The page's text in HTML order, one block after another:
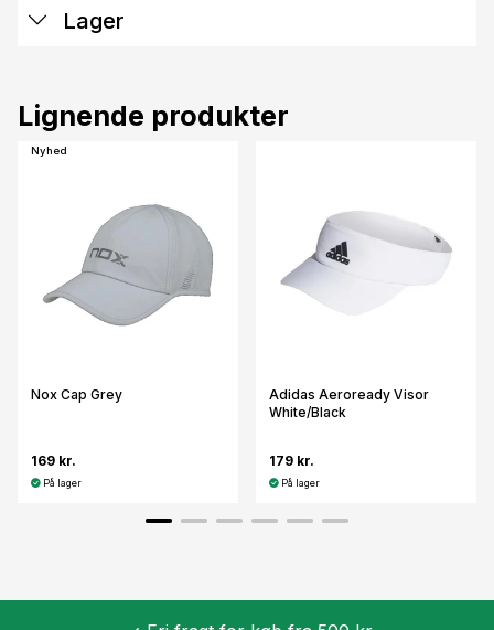
Lager
Lignende produkter
Nyhed
Nox Cap Grey
169 kr.
På lager
Adidas Aeroready Visor
White/Black
179 kr.
På lager